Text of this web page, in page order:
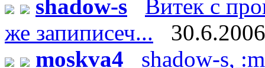
shadow-s
Витек с
же запиписеч...
moskva4
shadow-s,